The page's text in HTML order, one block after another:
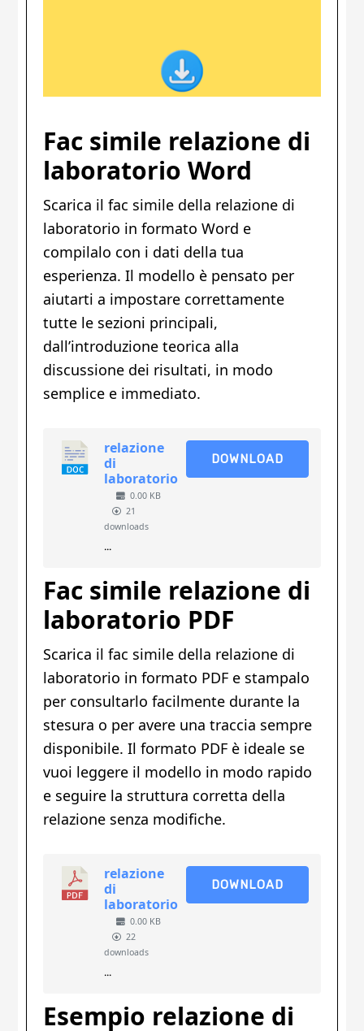
Fac simile relazione di
laboratorio Word
Scarica il fac simile della relazione di
laboratorio in formato Word e
compilalo con i dati della tua
esperienza. Il modello è pensato per
aiutarti a impostare correttamente
tutte le sezioni principali,
dall’introduzione teorica alla
discussione dei risultati, in modo
semplice e immediato.
relazione
di
laboratorio
0.00 KB
21
downloads
...
DOWNLOAD
Fac simile relazione di
laboratorio PDF
Scarica il fac simile della relazione di
laboratorio in formato PDF e stampalo
per consultarlo facilmente durante la
stesura o per avere una traccia sempre
disponibile. Il formato PDF è ideale se
vuoi leggere il modello in modo rapido
e seguire la struttura corretta della
relazione senza modifiche.
relazione
di
laboratorio
0.00 KB
22
downloads
...
DOWNLOAD
Esempio relazione di